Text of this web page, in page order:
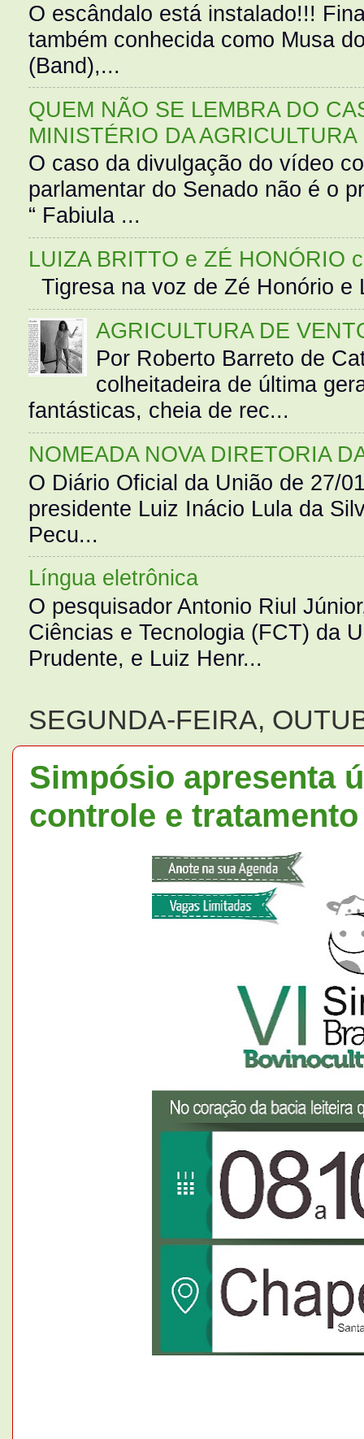
O escândalo está instalado!!!
também conhecida como Musa
(Band),...
QUEM NÃO SE LEMBRA DO
MINISTÉRIO DA AGRICULTURA
O caso da divulgação do vídeo
parlamentar do Senado não é o
“ Fabiula ...
LUIZA BRITTO e ZÉ HONÓRIO
Tigresa na voz de Zé Honório
AGRICULTURA DE
Por Roberto Barreto de
colheitadeira de última
fantásticas, cheia de rec...
NOMEADA NOVA DIRETORIA
O Diário Oficial da União de 27/
presidente Luiz Inácio Lula da
Pecu...
Língua eletrônica
O pesquisador Antonio Riul
Ciências e Tecnologia (FCT) da
Prudente, e Luiz Henr...
SEGUNDA-FEIRA,
Simpósio apresenta
controle e